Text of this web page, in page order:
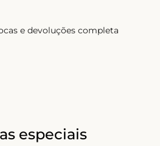
e devoluções completa
especiais